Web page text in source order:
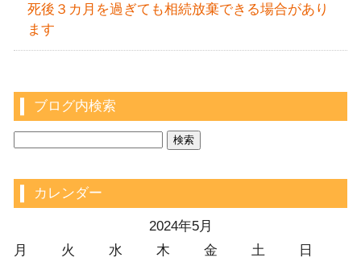
死後３カ月を過ぎても相続放棄できる場合があり
ます
ブログ内検索
カレンダー
2024年5月
月
火 水 木 金 土 日